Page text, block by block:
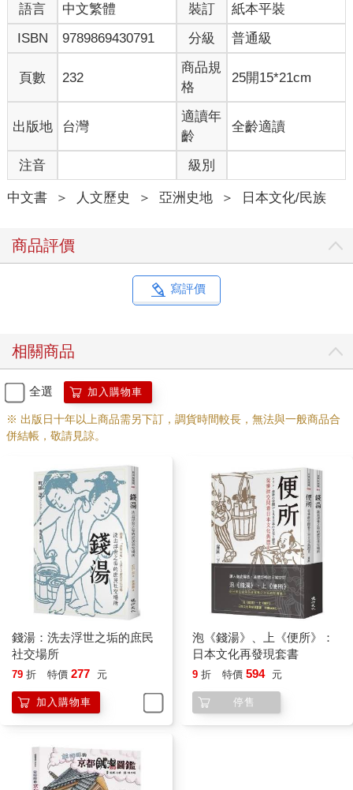
一九七二年）指出，日本最早的佛教史籍《元亨釋書》（虎關師
鍊，一三二二年）曾記載聖武天皇的妻子光明皇后（七○一－七六
○年）在奈良法華寺施浴的民間故事。簡要內容如下：
光明皇后天生麗質，全身散放光芒。但是有一天，她身上的光輝
消失了。皇后向佛祖許願，表示將在寺院的溫室為一千名群眾
「施浴（即開放浴室，讓貧民、病患、囚犯等入浴）」，祈求佛
祖讓她的身體重新綻放光芒。無數的百姓聽到「施浴」的消息
後，前仆後繼地趕來接受施捨。皇后幫助第九百九十九名百姓入
浴之後，還剩一位排在最後的民眾，是一名惡疾患者，皇后幫他
洗淨身體，並且用嘴吸出身上的膿血。但是萬萬沒有想到，那名
患者瞬間變成了阿閦如來金身佛像，當場隨著突然飄來的雲朵失
以上就是這段故事的大致內容，但一般人都認為，這只是為了宣
策略吧。當時規模較大的寺廟裡都有一種建築物，外面掛著「湯
屋」或「浴室」的招牌，屋子中央放一口大鍋，鍋中裝滿熱水。
這種「湯屋」或「浴室」通常都是免費的，前來利用的民眾人數
非常多，寺廟的僧侶便趁機向民眾宣揚佛教。所以當時所謂的
「施浴」，並不是後來出現的那種賺錢的設施。
●佛教東來與溫泉
前面向各位介紹了「入浴」以「施浴」的形態出現在寺廟的經
過，另一方面，從宣揚佛教的角度來看，溫泉所扮演的角色也相
當重要。
就拿日本各地現存的溫泉來說，眾多僧侶在草創時期做出的貢獻
不可忽視。譬如奈良時代的僧侶行基（六六八－七四九年），他
竭力提倡沐浴功德之說，並在各地宣揚佛教的途中發現了許多溫
泉。其中最有名的故事，是在當時已逐漸式微的「有馬溫泉」建
造佛寺，向當地民眾弘揚教義。行基利用這種方式祈求百姓身心
康復，療效甚至超過了湯治療法，很快地，溫泉就開始在全國廣
受歡迎。
跟行基一樣對溫泉有所建樹的，還有空海（弘法大師，七七四～
到「弘法之湯」溫泉，就得歸功於空海。不過聽說其中大部分只
是借用空海之名，真正由他發現的溫泉其實並不多。
空海之後，還有重源（一一二一－一二○六年）。源平會戰中燒毀
的東大寺進行重建時，重源為那些參加建設的工人建造了「石風
語言 中文繁體 裝訂
紙本平裝
ISBN
9789869430791 分級 普通級
頁數 232
商品規
格
25開15*21cm
出版地 台灣
適讀年
齡
全齡適讀
注音 級別
中文書 ＞ 人文歷史 ＞ 亞洲史地 ＞ 日本文化/民族
商品評價
寫評價
相關商品
全選 加入購物車
※ 出版日十年以上商品需另下訂，調貨時間較長，無法與一般商品合
併結帳，敬請見諒。
錢湯：洗去浮世之垢的庶民
社交場所
79 折 特價 277 元
加入購物車
泡《錢湯》、上《便所》：
日本文化再發現套書
9 折 特價 594 元
停售